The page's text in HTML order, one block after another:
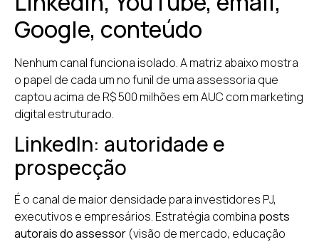
Google, conteúdo
Nenhum canal funciona isolado. A matriz abaixo mostra
o papel de cada um no funil de uma assessoria que
captou acima de R$ 500 milhões em AUC com marketing
digital estruturado.
LinkedIn: autoridade e
prospecção
É o canal de maior densidade para investidores PJ,
executivos e empresários. Estratégia combina posts
autorais do assessor (visão de mercado, educação